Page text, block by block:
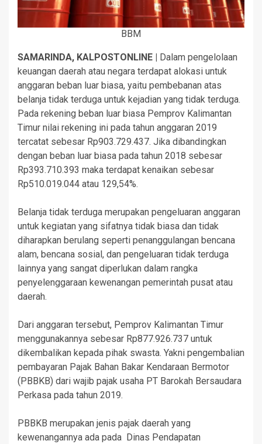
BBM
SAMARINDA, KALPOSTONLINE |
Dalam pengelolaan
keuangan daerah atau negara terdapat alokasi untuk
anggaran beban luar biasa, yaitu pembebanan atas
belanja tidak terduga untuk kejadian yang tidak terduga.
Pada rekening beban luar biasa Pemprov Kalimantan
Timur nilai rekening ini pada tahun anggaran 2019
tercatat sebesar Rp903.729.437. Jika dibandingkan
dengan beban luar biasa pada tahun 2018 sebesar
Rp393.710.393 maka terdapat kenaikan sebesar
Rp510.019.044 atau 129,54%.
Belanja tidak terduga merupakan pengeluaran anggaran
untuk kegiatan yang sifatnya tidak biasa dan tidak
diharapkan berulang seperti penanggulangan bencana
alam, bencana sosial, dan pengeluaran tidak terduga
lainnya yang sangat diperlukan dalam rangka
penyelenggaraan kewenangan pemerintah pusat atau
daerah.
Dari anggaran tersebut, Pemprov Kalimantan Timur
menggunakannya sebesar Rp877.926.737 untuk
dikembalikan kepada pihak swasta. Yakni pengembalian
pembayaran Pajak Bahan Bakar Kendaraan Bermotor
(PBBKB) dari wajib pajak usaha PT Barokah Bersaudara
Perkasa pada tahun 2019.
PBBKB merupakan jenis pajak daerah yang
kewenangannya ada pada Dinas Pendapatan